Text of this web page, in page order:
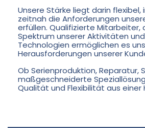
Unsere Stärke liegt darin flexibel,
zeitnah die Anforderungen
erfüllen. Qualifizierte Mitarbeiter,
Spektrum unserer Aktivitäten
Technologien ermöglichen es
Herausforderungen unserer
Ob Serienproduktion, Reparatur,
maßgeschneiderte
Qualität und Flexibilität aus einer